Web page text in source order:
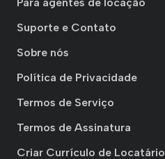
Suporte e Contato
Sobre nós
Política de Privacidade
Termos de Serviço
Termos de Assinatura
Criar Currículo de Locatário